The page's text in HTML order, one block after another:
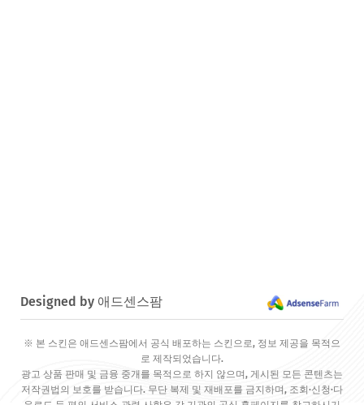
Designed by 애드센스팜
※ 본 스킨은 애드센스팜에서 공식 배포하는 스킨으로, 정보 제공을 목적으
로 제작되었습니다.
광고 상품 판매 및 금융 중개를 목적으로 하지 않으며, 게시된 모든 콘텐츠는
저작권법의 보호를 받습니다. 무단 복제 및 재배포를 금지하며, 조회·신청·다